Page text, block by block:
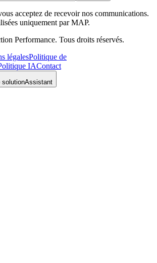
acceptez de recevoir nos communications.
uniquement par MAP.
Performance. Tous droits réservés.
légalesPolitique de
IAContact
solutionAssistant